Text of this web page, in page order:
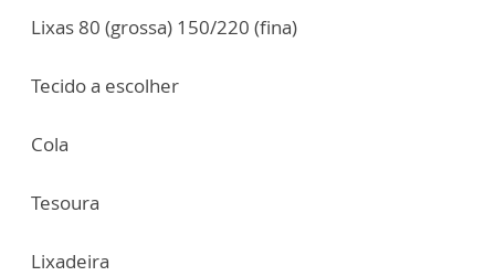
Lixas 80 (grossa) 150/220 (fina)
Tecido a escolher
Cola
Tesoura
Lixadeira